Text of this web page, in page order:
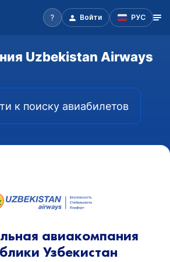
Войти РУС
Uzbekistan Airways
к поиску авиабилетов
авиакомпания
Узбекистан